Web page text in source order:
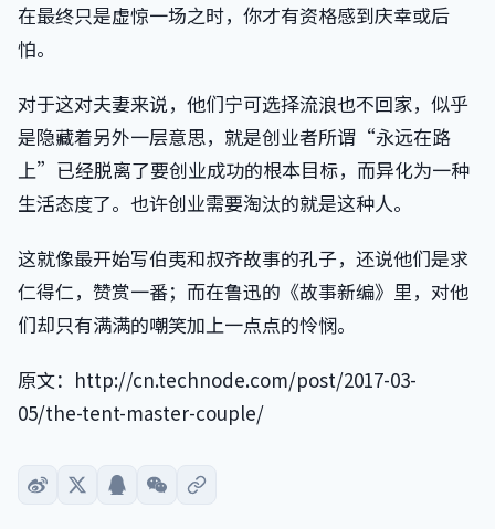
在最终只是虚惊一场之时，你才有资格感到庆幸或后
怕。
对于这对夫妻来说，他们宁可选择流浪也不回家，似乎
是隐藏着另外一层意思，就是创业者所谓“永远在路
上”已经脱离了要创业成功的根本目标，而异化为一种
生活态度了。也许创业需要淘汰的就是这种人。
这就像最开始写伯夷和叔齐故事的孔子，还说他们是求
仁得仁，赞赏一番；而在鲁迅的《故事新编》里，对他
们却只有满满的嘲笑加上一点点的怜悯。
原文：http://cn.technode.com/post/2017-03-
05/the-tent-master-couple/